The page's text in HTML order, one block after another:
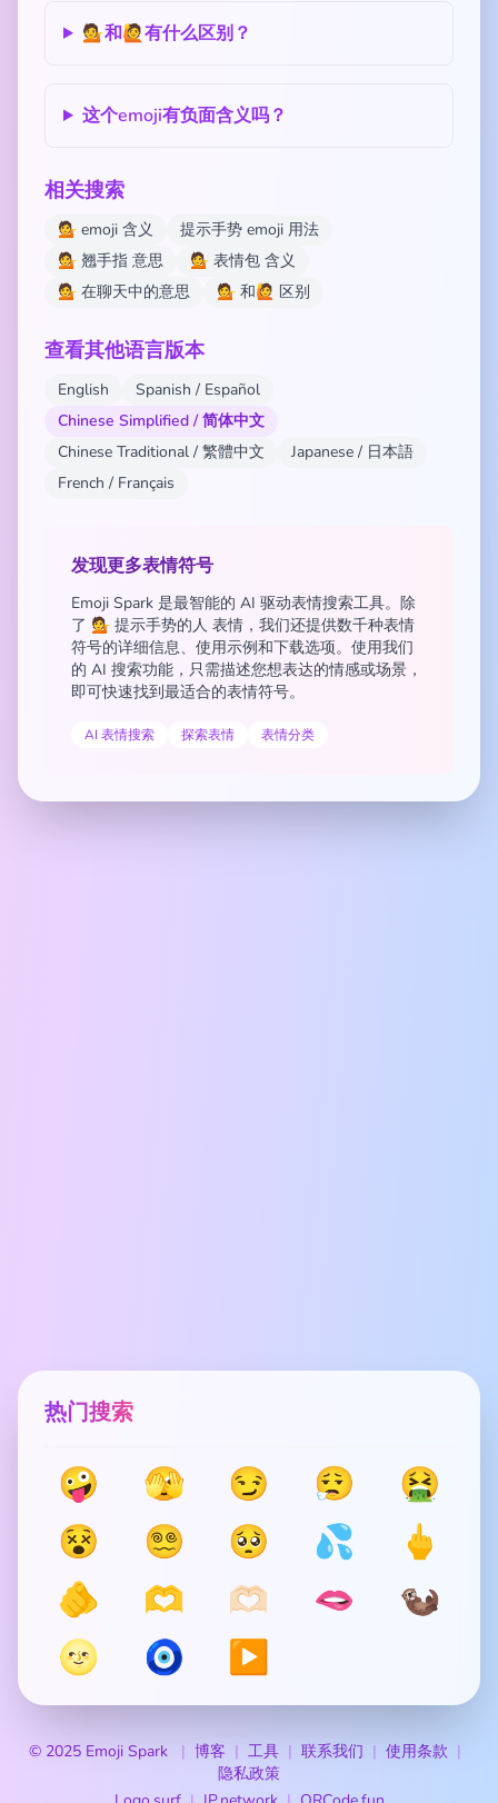
💁和🙋有什么区别？
这个emoji有负面含义吗？
相关搜索
💁 emoji 含义
提示手势 emoji 用法
💁 翘手指 意思
💁 表情包 含义
💁 在聊天中的意思
💁 和🙋 区别
查看其他语言版本
English
Spanish / Español
Chinese Simplified / 简体中文
Chinese Traditional / 繁體中文
Japanese / 日本語
French / Français
发现更多表情符号
Emoji Spark 是最智能的 AI 驱动表情搜索工具。除
了 💁 提示手势的人 表情，我们还提供数千种表情
符号的详细信息、使用示例和下载选项。使用我们
的 AI 搜索功能，只需描述您想表达的情感或场景，
即可快速找到最适合的表情符号。
AI 表情搜索 探索表情 表情分类
热门搜索
🤪 🫣 😏 😮‍💨
🤮
😵
😵‍💫 🥺 💦
🖕
🫵
🫶 🫶🏻 🫦
🦦
🌝
🧿 ▶️
© 2025 Emoji Spark 博客 工具 联系我们
使用条款
隐私政策